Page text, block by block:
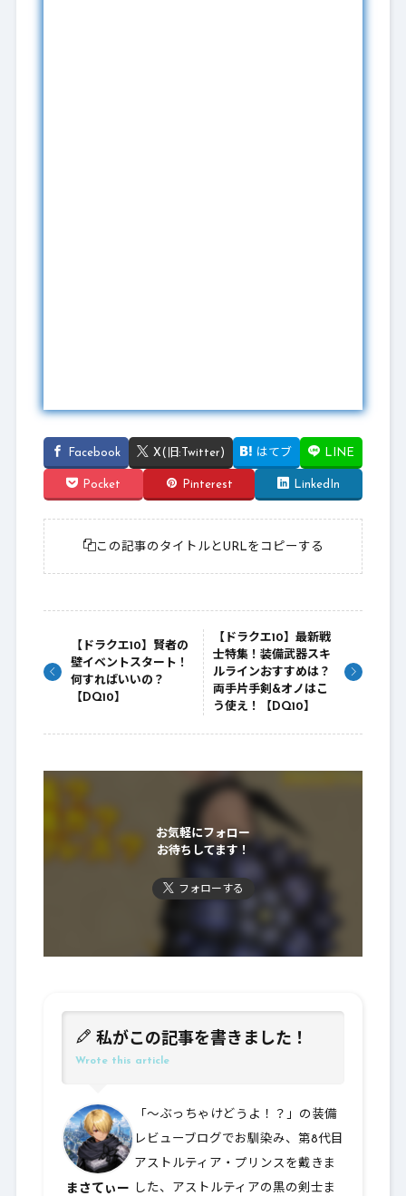
Facebook X(旧:Twitter) はてブ LINE
Pocket Pinterest LinkedIn
この記事のタイトルとURLをコピーする
【ドラクエ10】賢者の
壁イベントスタート！
何すればいいの？
【DQ10】
【ドラクエ10】最新戦
士特集！装備武器スキ
ルラインおすすめは？
両手片手剣&オノはこ
う使え！【DQ10】
お気軽にフォロー
お待ちしてます！
フォローする
私がこの記事を書きました！
Wrote this article
まさてぃー
「～ぶっちゃけどうよ！？」の装備
レビューブログでお馴染み、第8代目
アストルティア・プリンスを戴きま
した、アストルティアの黒の剣士ま